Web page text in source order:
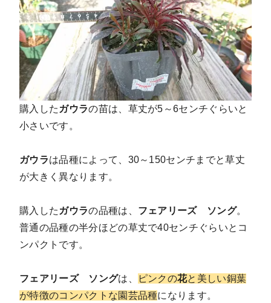
購入した ガウラの苗は、草丈が5～6センチぐらいと
小さいです。
ガウラは品種によって、30～150センチまでと草丈
が大きく異なります。
購入した ガウラの品種は、 フェアリーズ ソング。
普通の品種の半分ほどの草丈で40センチぐらいとコ
ンパクトです。
フェアリーズ ソングは、 ピンクの花と美しい銅葉
が特徴のコンパクトな園芸品種になります。